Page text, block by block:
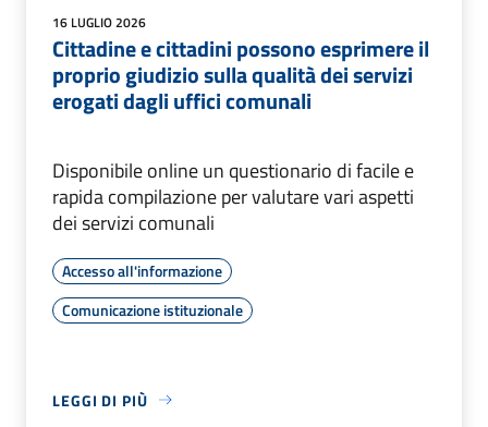
16 LUGLIO 2026
Cittadine e cittadini possono esprimere il
proprio giudizio sulla qualità dei servizi
erogati dagli uffici comunali
Disponibile online un questionario di facile e
rapida compilazione per valutare vari aspetti
dei servizi comunali
Accesso all'informazione
Comunicazione istituzionale
LEGGI DI PIÙ